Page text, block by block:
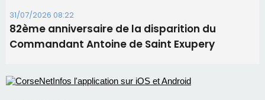
31/07/2026 08:22
82ème anniversaire de la disparition du
Commandant Antoine de Saint Exupery